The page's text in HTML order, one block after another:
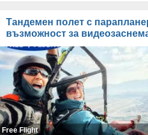
Тандемен полет с
възможност за
Free Flight